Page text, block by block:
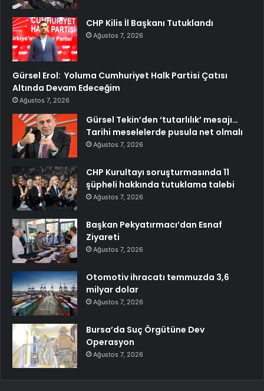
CHP Kilis İl Başkanı Tutuklandı
Ağustos 7, 2026
Gürsel Erol: Yoluma Cumhuriyet Halk Partisi Çatısı
Altında Devam Edeceğim
Ağustos 7, 2026
Gürsel Tekin’den ‘tutarlılık’ mesajı…
Tarihi meselelerde pusula net olmalı
Ağustos 7, 2026
CHP Kurultayı soruşturmasında 11
şüpheli hakkında tutuklama talebi
Ağustos 7, 2026
Başkan Pekyatırmacı’dan Esnaf
Ziyareti
Ağustos 7, 2026
Otomotiv ihracatı temmuzda 3,6
milyar dolar
Ağustos 7, 2026
Bursa’da Suç Örgütüne Dev
Operasyon
Ağustos 7, 2026